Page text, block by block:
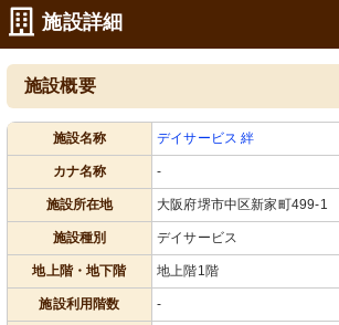
施設詳細
施設概要
施設名称 デイサービス 絆
カナ名称 -
施設所在地 大阪府堺市中区新家町499-1
施設種別 デイサービス
地上階・地下階 地上階1階
施設利用階数 -